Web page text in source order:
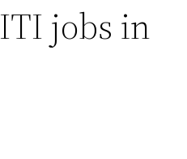
ITI jobs in